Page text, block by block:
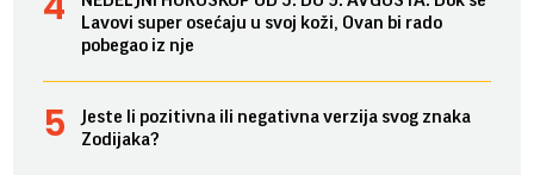
Lavovi super osećaju u svoj koži, Ovan bi rado
pobegao iz nje
Jeste li pozitivna ili negativna verzija svog znaka
Zodijaka?